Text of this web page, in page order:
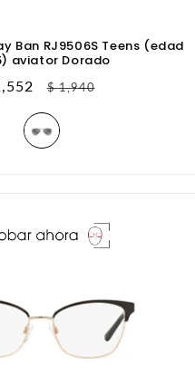
Ban RJ9506S Teens (edad
aviator Dorado
Precio
$ 1,940